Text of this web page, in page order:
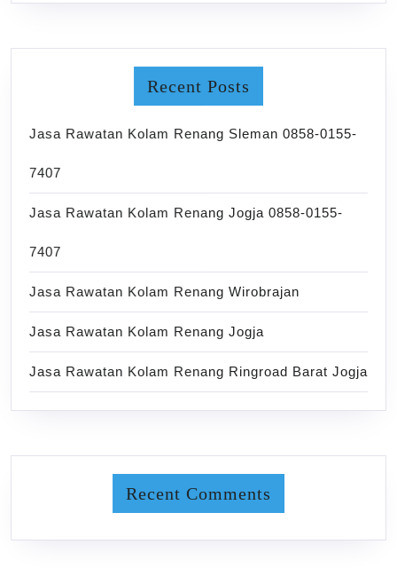
Recent Posts
Jasa Rawatan Kolam Renang Sleman 0858-0155-
7407
Jasa Rawatan Kolam Renang Jogja 0858-0155-
7407
Jasa Rawatan Kolam Renang Wirobrajan
Jasa Rawatan Kolam Renang Jogja
Jasa Rawatan Kolam Renang Ringroad Barat Jogja
Recent Comments